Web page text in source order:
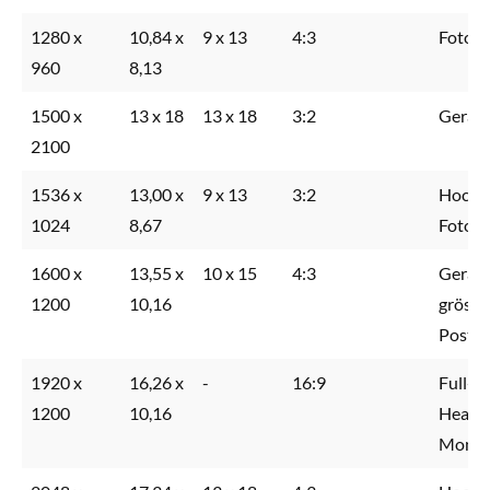
1280 x
960
10,84 x
8,13
9 x 13 4:3
1500 x
2100
13 x 18 13 x 18 3:2
1536 x
1024
13,00 x
8,67
9 x 13 3:2
1600 x
1200
13,55 x
10,16
10 x 15 4:3
1920 x
1200
16,26 x
10,16
- 16:9
Full-